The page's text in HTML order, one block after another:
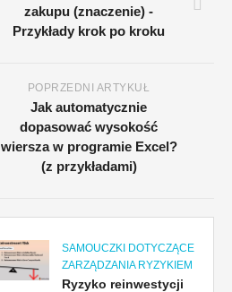
zakupu (znaczenie) -
Przykłady krok po kroku
POPRZEDNI ARTYKUŁ
Jak automatycznie
dopasować wysokość
wiersza w programie Excel?
(z przykładami)
SAMOUCZKI DOTYCZĄCE
ZARZĄDZANIA RYZYKIEM
Ryzyko reinwestycji